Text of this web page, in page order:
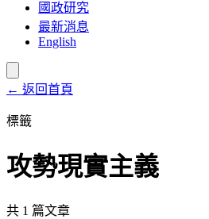
國政研究
最新消息
English
← 返回首頁
標籤
攻勢現實主義
共 1 篇文章